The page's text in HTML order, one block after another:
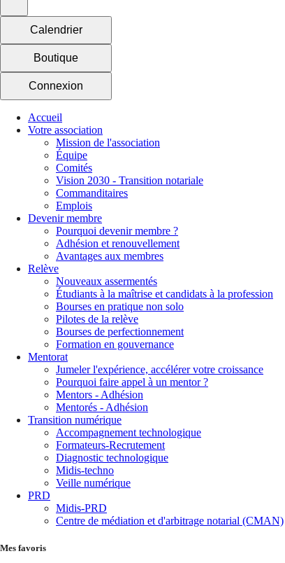
Calendrier
Boutique
Connexion
Accueil
Votre association
Mission de l'association
Équipe
Comités
Vision 2030 - Transition notariale
Commanditaires
Emplois
Devenir membre
Pourquoi devenir membre ?
Adhésion et renouvellement
Avantages aux membres
Relève
Nouveaux assermentés
Étudiants à la maîtrise et candidats à la profession
Bourses en pratique non solo
Pilotes de la relève
Bourses de perfectionnement
Formation en gouvernance
Mentorat
Jumeler l'expérience, accélérer votre croissance
Pourquoi faire appel à un mentor ?
Mentors - Adhésion
Mentorés - Adhésion
Transition numérique
Accompagnement technologique
Formateurs-Recrutement
Diagnostic technologique
Midis-techno
Veille numérique
PRD
Midis-PRD
Centre de médiation et d'arbitrage notarial (CMAN)
Mes favoris